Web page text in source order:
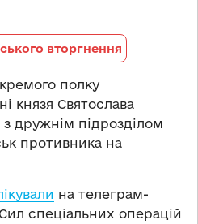
вторгнення
полку
князя Святослава
з дружнім підрозділом
противника на
на телеграм-
спеціальних операцій